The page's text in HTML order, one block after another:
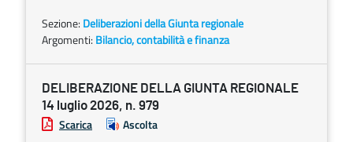
Sezione: Deliberazioni della Giunta regionale
Argomenti: Bilancio, contabilità e finanza
DELIBERAZIONE DELLA GIUNTA REGIONALE
14 luglio 2026, n. 979
Scarica Ascolta